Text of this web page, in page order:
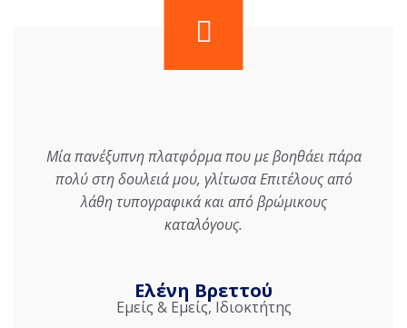
Μία πανέξυπνη πλατφόρμα που με βοηθάει πάρα
πολύ στη δουλειά μου, γλίτωσα Επιτέλους από
λάθη τυπογραφικά και από βρώμικους
καταλόγους.
Ελένη Βρεττού
Εμείς & Εμείς, Ιδιοκτήτης